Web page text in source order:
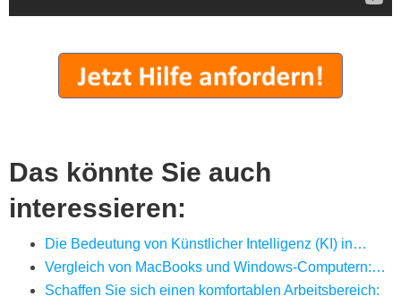
Das könnte Sie auch
interessieren:
Die Bedeutung von Künstlicher Intelligenz (KI) in…
Vergleich von MacBooks und Windows-Computern:…
Schaffen Sie sich einen komfortablen Arbeitsbereich: